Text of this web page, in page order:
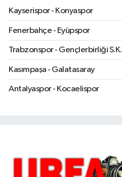
Kayserispor - Konyaspor
Fenerbahçe - Eyüpspor
Trabzonspor - Gençlerbirliği S.K.
Kasımpaşa - Galatasaray
Antalyaspor - Kocaelispor